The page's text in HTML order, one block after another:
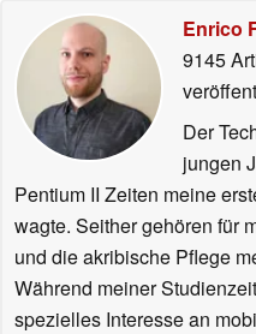
Enrico
9145
Der
jungen
Pentium II Zeiten meine
wagte. Seither gehören für
und die akribische Pflege
Während meiner
spezielles Interesse an